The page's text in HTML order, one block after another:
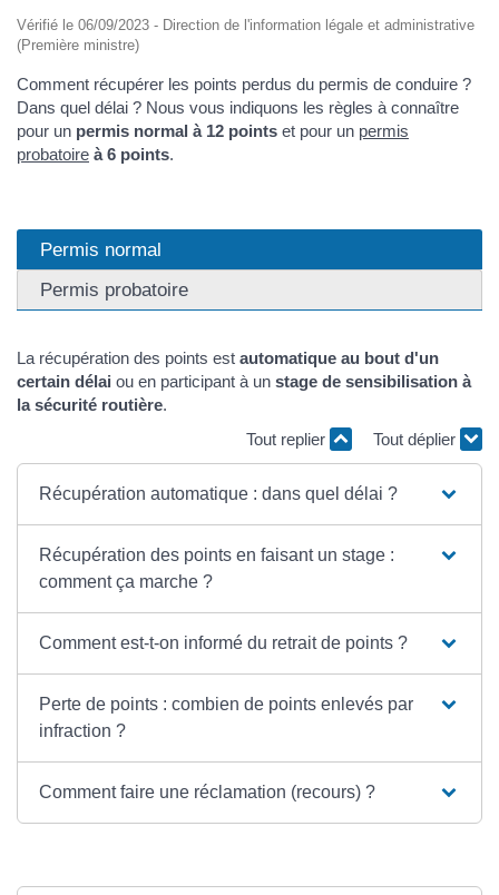
Vérifié le 06/09/2023 - Direction de l'information légale et administrative
(Première ministre)
Comment récupérer les points perdus du permis de conduire ?
Dans quel délai ? Nous vous indiquons les règles à connaître
pour un permis normal à 12 points et pour un permis
probatoire à 6 points.
Permis normal
Permis probatoire
La récupération des points est automatique au bout d'un
certain délai ou en participant à un stage de sensibilisation à
la sécurité routière.
Tout replier
Tout déplier
Récupération automatique : dans quel délai ?
Récupération des points en faisant un stage :
comment ça marche ?
Comment est-t-on informé du retrait de points ?
Perte de points : combien de points enlevés par
infraction ?
Comment faire une réclamation (recours) ?